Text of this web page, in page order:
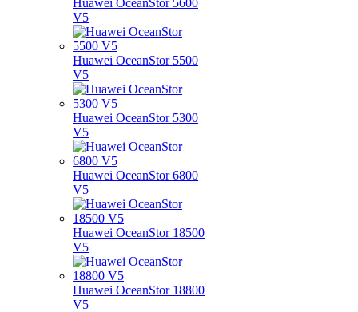
Huawei OceanStor 5600
V5
Huawei OceanStor 5500
V5
Huawei OceanStor 5300
V5
Huawei OceanStor 6800
V5
Huawei OceanStor 18500
V5
Huawei OceanStor 18800
V5